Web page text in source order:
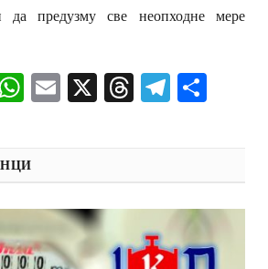
предузму све неопходне мере
WhatsApp
Email
X Threads